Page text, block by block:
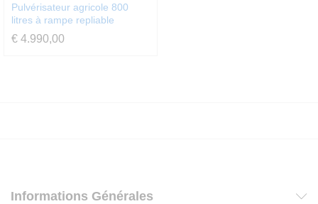
Pulvérisateur agricole 800
litres à rampe repliable
€ 4.990,00
Informations Générales